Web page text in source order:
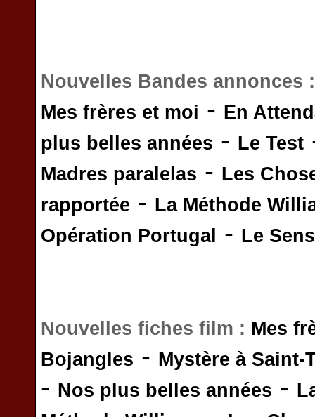
Nouvelles Bandes annonces
Mes frères et moi - En
plus belles années - Le Test
Madres paralelas - Les
rapportée - La Méthode
Opération Portugal
- Le
Nouvelles fiches film : Mes
Bojangles - Mystère à Saint-
- Nos plus belles années -